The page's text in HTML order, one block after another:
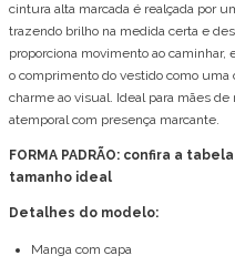
cintura alta marcada é realçada por
trazendo brilho na medida certa e
proporciona movimento ao
o comprimento do vestido como
charme ao visual. Ideal para mães
atemporal com presença marcante.
FORMA PADRÃO: confira a
tamanho ideal
Detalhes do modelo:
Manga com capa